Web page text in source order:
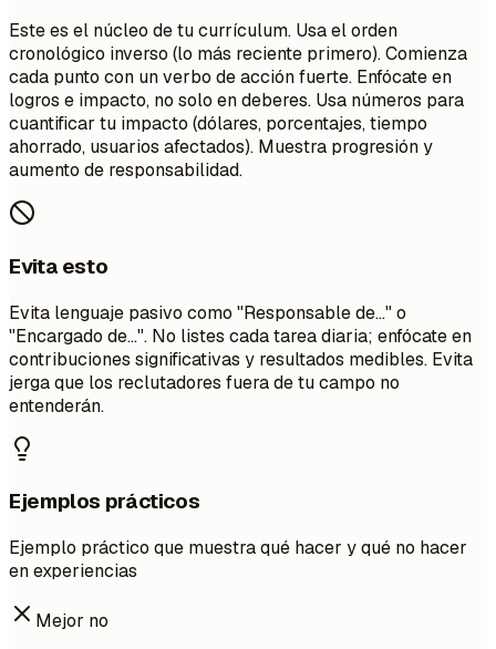
Este es el núcleo de tu currículum. Usa el orden
cronológico inverso (lo más reciente primero). Comienza
cada punto con un verbo de acción fuerte. Enfócate en
logros e impacto, no solo en deberes. Usa números para
cuantificar tu impacto (dólares, porcentajes, tiempo
ahorrado, usuarios afectados). Muestra progresión y
aumento de responsabilidad.
Evita esto
Evita lenguaje pasivo como "Responsable de..." o
"Encargado de...". No listes cada tarea diaria; enfócate en
contribuciones significativas y resultados medibles. Evita
jerga que los reclutadores fuera de tu campo no
entenderán.
Ejemplos prácticos
Ejemplo práctico que muestra qué hacer y qué no hacer
en experiencias
Mejor no